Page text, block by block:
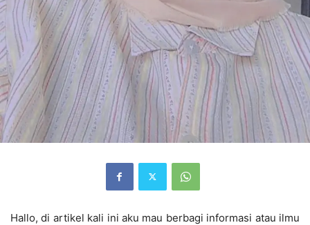
Hallo, di artikel kali ini aku mau berbagi informasi atau ilmu